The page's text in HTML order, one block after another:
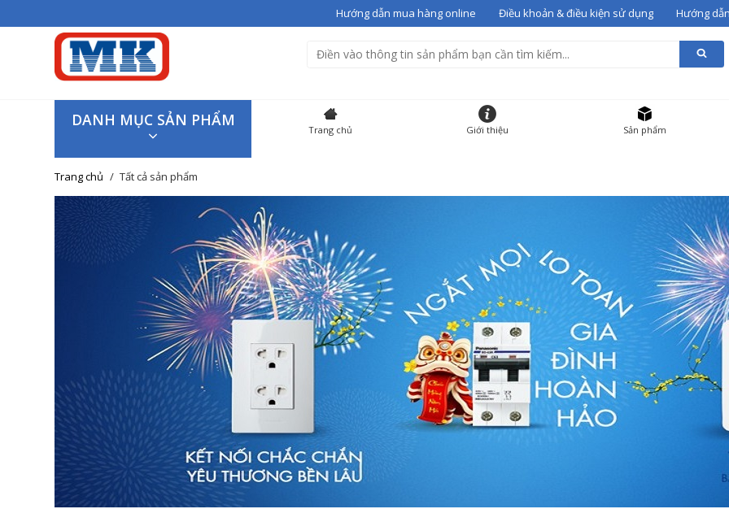
Hướng dẫn mua hàng online Điều khoản & điều kiện sử dụng Hướng
DANH MỤC SẢN PHẨM
Trang chủ Giới thiệu Sản phẩm
Trang chủ Tất cả sản phẩm
sản phẩm trong giỏ hàng
SẢN PHẨM SỐ LƯỢNG
Giao hàng trên toàn quốc
Tiếp tục mua hàng